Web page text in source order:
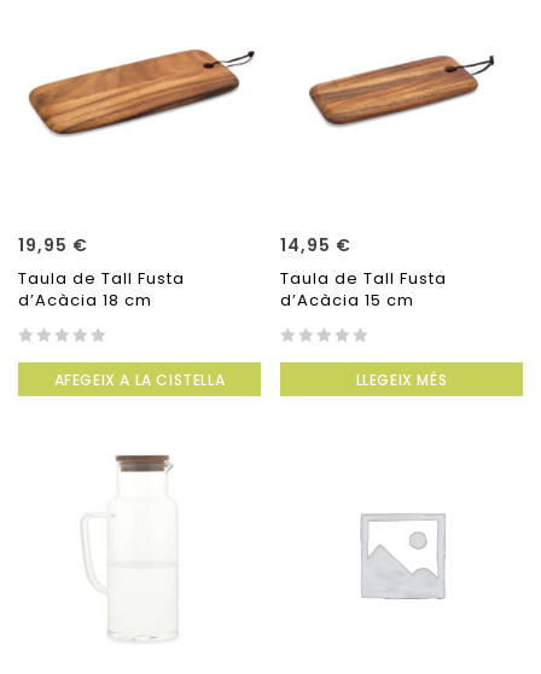
19,95 €
Taula de Tall Fusta
d’Acàcia 18 cm
of
AFEGEIX A LA CISTELLA
14,95 €
Taula de Tall Fusta
d’Acàcia 15 cm
of
LLEGEIX MÉS